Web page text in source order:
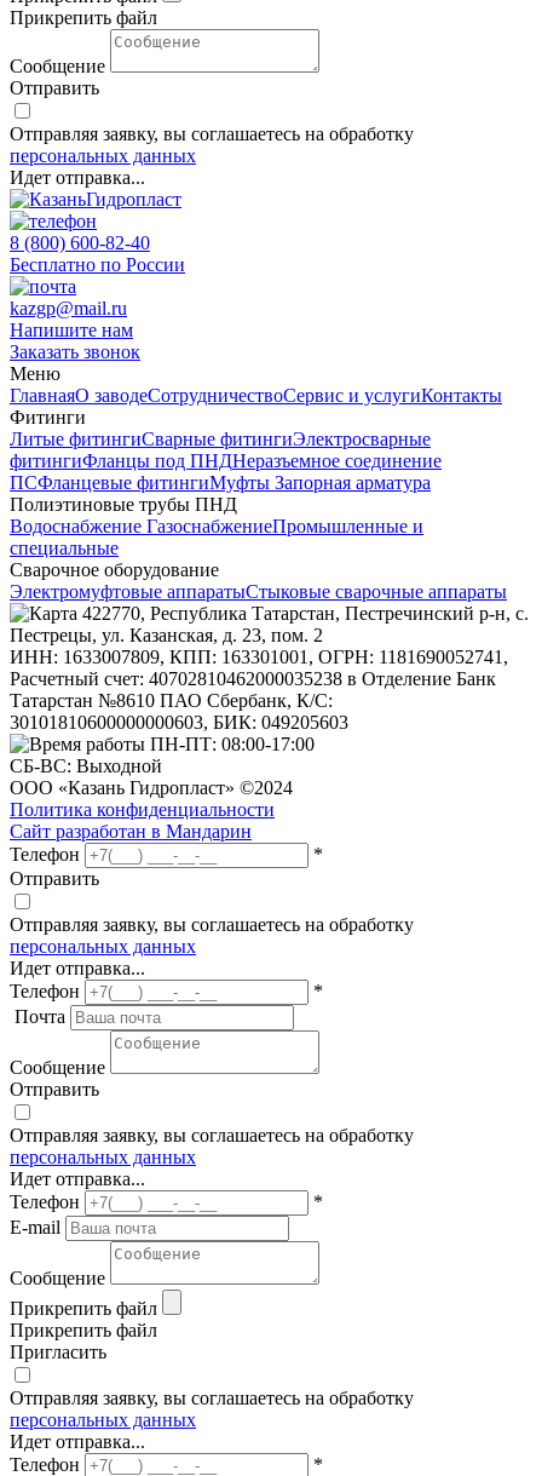
Прикрепить файл
Сообщение
Отправить
Отправляя заявку, вы соглашаетесь на обработку
персональных данных
Идет отправка...
8 (800) 600-82-40
Бесплатно по России
kazgp@mail.ru
Напишите нам
Заказать звонок
Меню
ГлавнаяО заводеСотрудничествоСервис и услугиКонтакты
Фитинги
Литые фитингиСварные фитингиЭлектросварные
фитингиФланцы под ПНДНеразъемное соединение
ПСФланцевые фитингиМуфты Запорная арматура
Полиэтиновые трубы ПНД
Водоснабжение ГазоснабжениеПромышленные и
специальные
Сварочное оборудование
Электромуфтовые аппаратыСтыковые сварочные аппараты
422770, Республика Татарстан, Пестречинский р-н, с.
Пестрецы, ул. Казанская, д. 23, пом. 2
ИНН: 1633007809, КПП: 163301001, ОГРН: 1181690052741,
Расчетный счет: 40702810462000035238 в Отделение Банк
Татарстан №8610 ПАО Сбербанк, К/С:
30101810600000000603, БИК: 049205603
ПН-ПТ: 08:00-17:00
СБ-ВС: Выходной
ООО «Казань Гидропласт» ©2024
Политика конфиденциальности
Сайт разработан в Мандарин
Телефон
*
Отправить
Отправляя заявку, вы соглашаетесь на обработку
персональных данных
Идет отправка...
Телефон
*
Почта
Сообщение
Отправить
Отправляя заявку, вы соглашаетесь на обработку
персональных данных
Идет отправка...
Телефон
*
E-mail
Сообщение
Прикрепить файл
Прикрепить файл
Пригласить
Отправляя заявку, вы соглашаетесь на обработку
персональных данных
Идет отправка...
Телефон
*